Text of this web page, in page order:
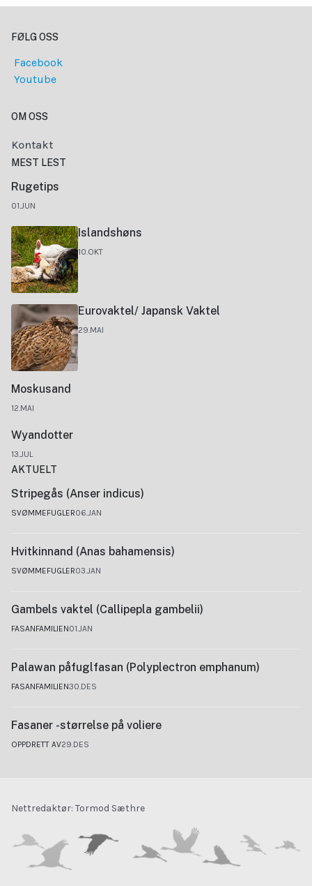
FØLG OSS
Facebook
Youtube
OM OSS
Kontakt
MEST LEST
Rugetips
01.JUN
Islandshøns
10.OKT
Eurovaktel/ Japansk Vaktel
29.MAI
Moskusand
12.MAI
Wyandotter
13.JUL
AKTUELT
Stripegås (Anser indicus)
SVØMMEFUGLER06.JAN
Hvitkinnand (Anas bahamensis)
SVØMMEFUGLER03.JAN
Gambels vaktel (Callipepla gambelii)
FASANFAMILIEN01.JAN
Palawan påfuglfasan (Polyplectron emphanum)
FASANFAMILIEN30.DES
Fasaner -størrelse på voliere
OPPDRETT AV29.DES
Nettredaktør: Tormod Sæthre